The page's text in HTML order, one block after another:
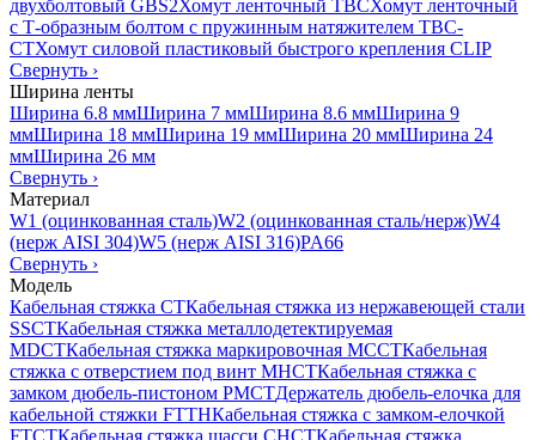
двухболтовый GBS2Хомут ленточный TBCХомут ленточный
с Т-образным болтом с пружинным натяжителем TBC-
CTХомут силовой пластиковый быстрого крепления CLIP
Свернуть ›
Ширина ленты
Ширина 6.8 ммШирина 7 ммШирина 8.6 ммШирина 9
ммШирина 18 ммШирина 19 ммШирина 20 ммШирина 24
ммШирина 26 мм
Свернуть ›
Материал
W1 (оцинкованная сталь)W2 (оцинкованная сталь/нерж)W4
(нерж AISI 304)W5 (нерж AISI 316)PA66
Свернуть ›
Модель
Кабельная стяжка CTКабельная стяжка из нержавеющей стали
SSCTКабельная стяжка металлодетектируемая
MDCTКабельная стяжка маркировочная MCCTКабельная
стяжка с отверстием под винт MHCTКабельная стяжка с
замком дюбель-пистоном PMCTДержатель дюбель-елочка для
кабельной стяжки FTTHКабельная стяжка c замком-елочкой
FTCTКабельная стяжка шасси CHCTКабельная стяжка